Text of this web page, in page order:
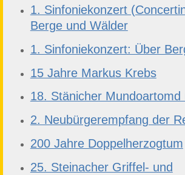
1. Sinfoniekonzert
Berge und Wälder
1. Sinfoniekonzert: Über
15 Jahre Markus Krebs
18. Stänicher Mundoartomd
2. Neubürgerempfang der
200 Jahre Doppelherzogtum
25. Steinacher Griffel- und